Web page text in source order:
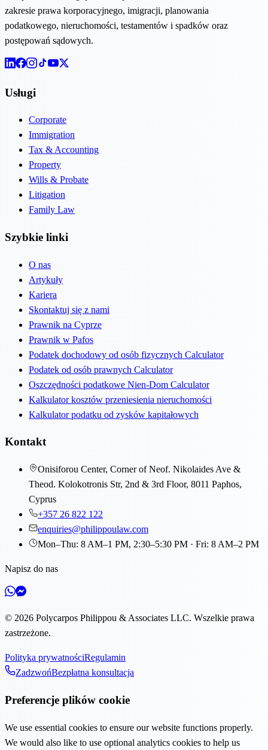
zakresie prawa korporacyjnego, imigracji, planowania
podatkowego, nieruchomości, testamentów i spadków oraz
postępowań sądowych.
Usługi
Corporate
Immigration
Tax & Accounting
Property
Wills & Probate
Litigation
Family Law
Szybkie linki
O nas
Artykuły
Kariera
Skontaktuj się z nami
Prawnik na Cyprze
Prawnik w Pafos
Podatek dochodowy od osób fizycznych Calculator
Podatek od osób prawnych Calculator
Oszczędności podatkowe Nien-Dom Calculator
Kalkulator kosztów przeniesienia nieruchomości
Kalkulator podatku od zysków kapitałowych
Kontakt
Onisiforou Center, Corner of Neof. Nikolaides Ave &
Theod. Kolokotronis Str, 2nd & 3rd Floor, 8011 Paphos,
Cyprus
+357 26 822 122
enquiries@philippoulaw.com
Mon–Thu: 8 AM–1 PM, 2:30–5:30 PM · Fri: 8 AM–2 PM
Napisz do nas
© 2026 Polycarpos Philippou & Associates LLC. Wszelkie prawa
zastrzeżone.
Polityka prywatnościRegulamin
ZadzwońBezpłatna konsultacja
Preferencje plików cookie
We use essential cookies to ensure our website functions properly.
We would also like to use optional analytics cookies to help us